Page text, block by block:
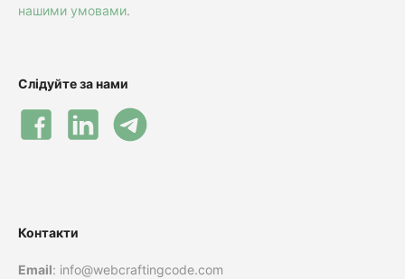
нашими умовами.
Слідуйте за нами
Контакти
Email: info@webcraftingcode.com